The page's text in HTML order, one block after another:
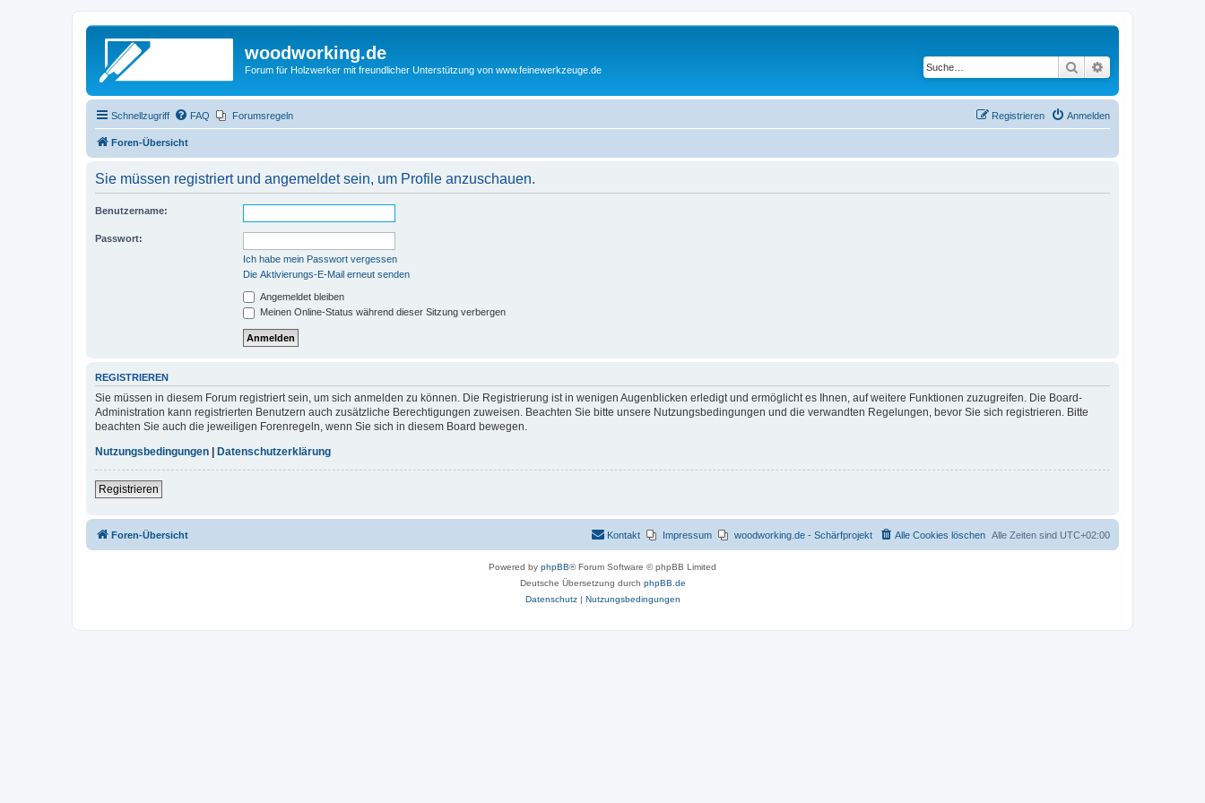
woodworking.de
Forum für Holzwerker mit freundlicher Unterstützung von www.feinewerkzeuge.de Suche
Schnellzugriff FAQ Forumsregeln Anmelden
Registrieren
Foren-Übersicht
Sie müssen registriert und angemeldet sein, um Profile anzuschauen.
Benutzername:
Passwort:
Ich habe mein Passwort vergessen
Die Aktivierungs-E-Mail erneut senden
Angemeldet bleiben
Meinen Online-Status während dieser Sitzung verbergen
REGISTRIEREN
Sie müssen in diesem Forum registriert sein, um sich anmelden zu können. Die Registrierung ist in wenigen Augenblicken erledigt und ermöglicht es Ihnen, auf weitere Funktionen zuzugreifen. Die Board-
Administration kann registrierten Benutzern auch zusätzliche Berechtigungen zuweisen. Beachten Sie bitte unsere Nutzungsbedingungen und die verwandten Regelungen, bevor Sie sich registrieren. Bitte
beachten Sie auch die jeweiligen Forenregeln, wenn Sie sich in diesem Board bewegen.
Nutzungsbedingungen
Datenschutzerklärung
Registrieren
Foren-Übersicht Alle Zeiten sind UTC+02:00
Alle Cookies löschen
woodworking.de - Schärfprojekt
Impressum
Kontakt
Powered by phpBB® Forum Software © phpBB Limited
Deutsche Übersetzung durch phpBB.de
Datenschutz| Nutzungsbedingungen